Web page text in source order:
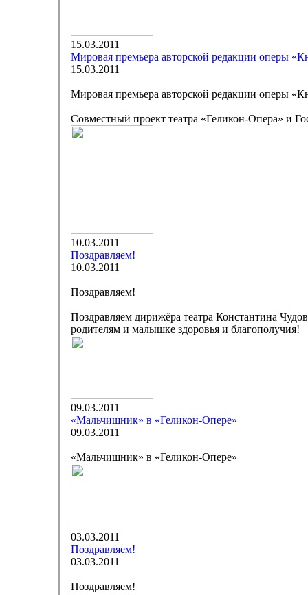
15.03.2011
Мировая премьера авторской редакции оперы
15.03.2011
Мировая премьера авторской редакции оперы
Совместный проект театра «Геликон-Опера» и
10.03.2011
Поздравляем!
10.03.2011
Поздравляем!
Поздравляем дирижёра театра Константина
родителям и малышке здоровья и благополучия!
09.03.2011
«Мальчишник» в «Геликон-Опере»
09.03.2011
«Мальчишник» в «Геликон-Опере»
03.03.2011
Поздравляем!
03.03.2011
Поздравляем!